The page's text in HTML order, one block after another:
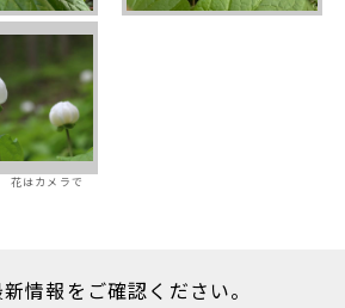
花はカメラで
情報をご確認ください。